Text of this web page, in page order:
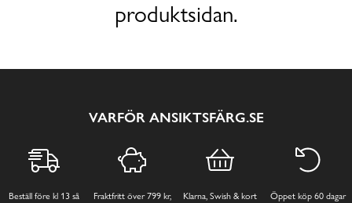
produktsidan.
VARFÖR ANSIKTSFÄRG.SE
Beställ före kl 13 så
Fraktfritt över 799 kr,
Klarna, Swish & kort Öppet köp 60 dagar